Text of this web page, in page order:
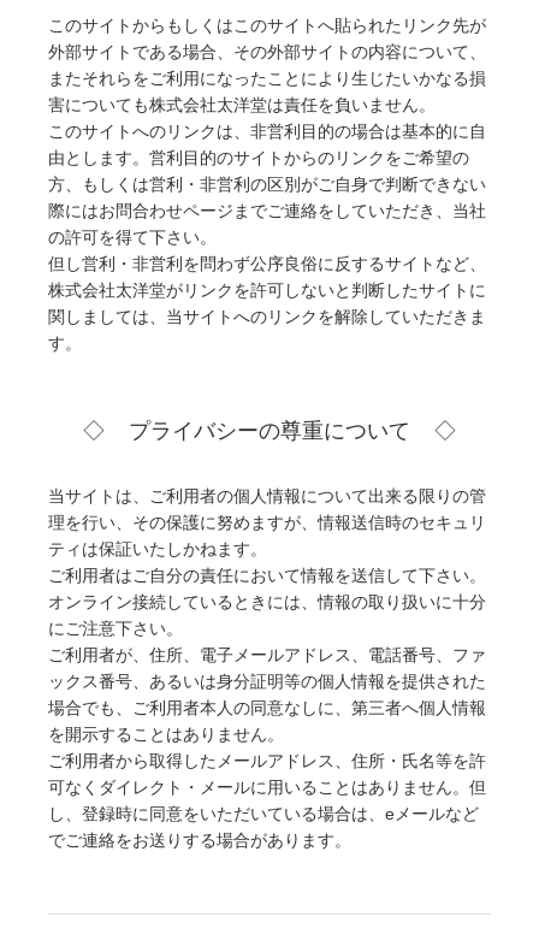
このサイトからもしくはこのサイトへ貼られたリンク先が
外部サイトである場合、その外部サイトの内容について、
またそれらをご利用になったことにより生じたいかなる損
害についても株式会社太洋堂は責任を負いません。
このサイトへのリンクは、非営利目的の場合は基本的に自
由とします。営利目的のサイトからのリンクをご希望の
方、もしくは営利・非営利の区別がご自身で判断できない
際にはお問合わせページまでご連絡をしていただき、当社
の許可を得て下さい。
但し営利・非営利を問わず公序良俗に反するサイトなど、
株式会社太洋堂がリンクを許可しないと判断したサイトに
関しましては、当サイトへのリンクを解除していただきま
す。
プライバシーの尊重について
当サイトは、ご利用者の個人情報について出来る限りの管
理を行い、その保護に努めますが、情報送信時のセキュリ
ティは保証いたしかねます。
ご利用者はご自分の責任において情報を送信して下さい。
オンライン接続しているときには、情報の取り扱いに十分
にご注意下さい。
ご利用者が、住所、電子メールアドレス、電話番号、ファ
ックス番号、あるいは身分証明等の個人情報を提供された
場合でも、ご利用者本人の同意なしに、第三者へ個人情報
を開示することはありません。
ご利用者から取得したメールアドレス、住所・氏名等を許
可なくダイレクト・メールに用いることはありません。但
し、登録時に同意をいただいている場合は、eメールなど
でご連絡をお送りする場合があります。